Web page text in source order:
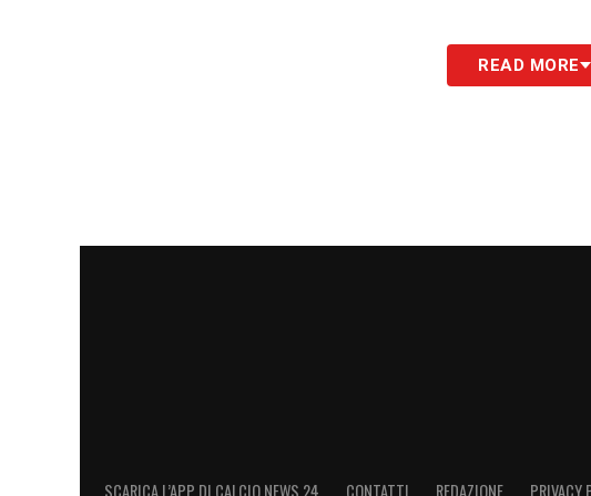
READ MORE
SCARICA L’APP DI CALCIO NEWS 24 CONTATTI REDAZIONE PRIVACY